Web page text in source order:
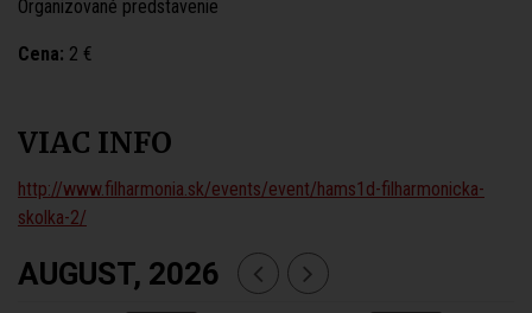
Organizované predstavenie
Cena: 2 €
VIAC INFO
http://www.filharmonia.sk/events/event/hams1d-filharmonicka-
skolka-2/
AUGUST, 2026